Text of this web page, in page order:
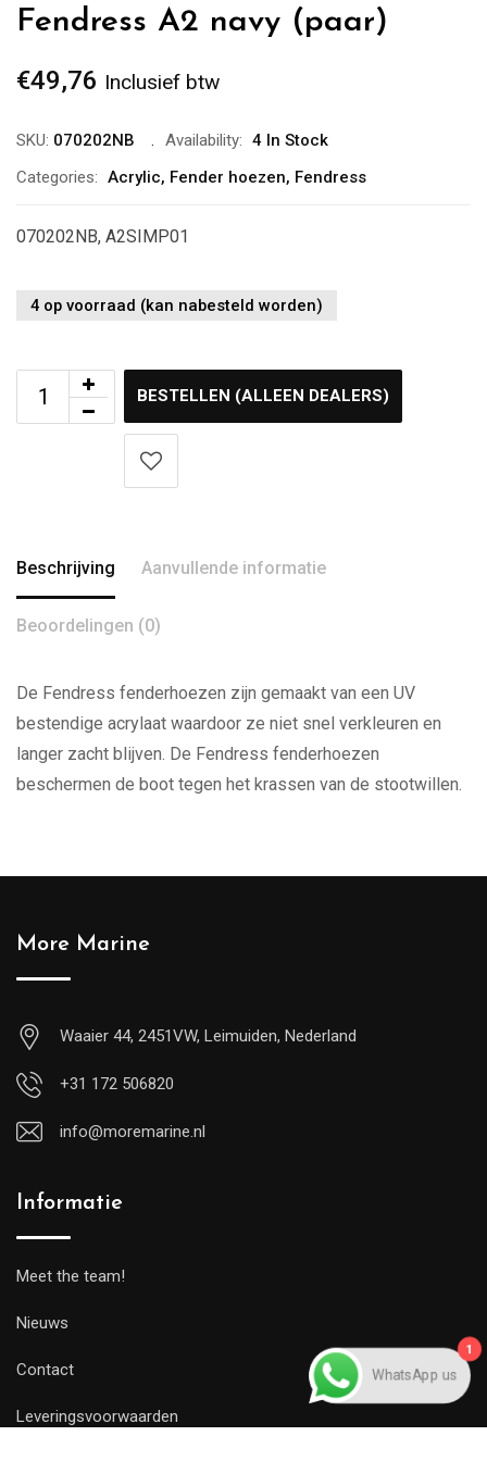
Fendress A2 navy (paar)
€49,76 Inclusief btw
SKU: 070202NB Availability: 4 In Stock
Categories: Acrylic, Fender hoezen, Fendress
070202NB, A2SIMP01
4 op voorraad (kan nabesteld worden)
BESTELLEN (ALLEEN DEALERS)
Beschrijving Aanvullende informatie
Beoordelingen (0)
De Fendress fenderhoezen zijn gemaakt van een UV
bestendige acrylaat waardoor ze niet snel verkleuren en
langer zacht blijven. De Fendress fenderhoezen
beschermen de boot tegen het krassen van de stootwillen.
More Marine
Waaier 44, 2451VW, Leimuiden, Nederland
+31 172 506820
info@moremarine.nl
Informatie
Meet the team!
Nieuws
Contact
Leveringsvoorwaarden
WhatsApp us